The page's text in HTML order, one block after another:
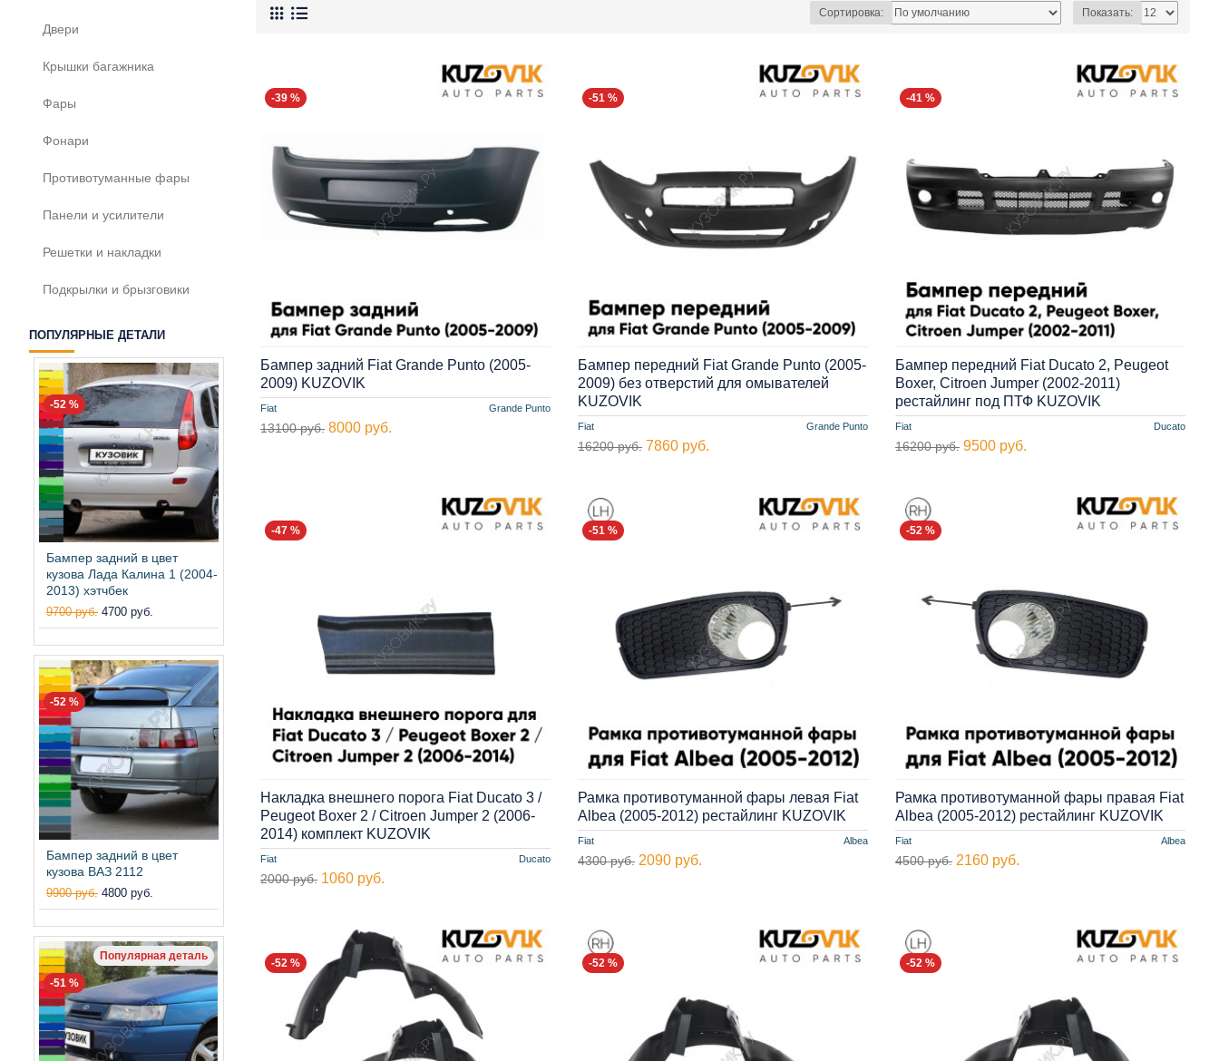
Двери
Крышки багажника
Фары
Фонари
Противотуманные фары
Панели и усилители
Решетки и накладки
Подкрылки и брызговики
ПОПУЛЯРНЫЕ ДЕТАЛИ
-52 %
Бампер задний в цвет
кузова Лада Калина 1 (2004-
2013) хэтчбек
9700 руб. 4700 руб.
-52 %
Бампер задний в цвет
кузова ВАЗ 2112
9900 руб. 4800 руб.
Популярная деталь
-51 %
Сортировка: Показать:
-39 %
Fiat Grande Punto
Бампер задний Fiat Grande Punto (2005-
2009) KUZOVIK
13100 руб. 8000 руб.
-51 %
Fiat Grande Punto
Бампер передний Fiat Grande Punto (2005-
2009) без отверстий для омывателей
KUZOVIK
16200 руб. 7860 руб.
-41 %
Fiat Ducato
Бампер передний Fiat Ducato 2, Peugeot
Boxer, Citroen Jumper (2002-2011)
рестайлинг под ПТФ KUZOVIK
16200 руб. 9500 руб.
-47 %
Fiat Ducato
Накладка внешнего порога Fiat Ducato 3 /
Peugeot Boxer 2 / Citroen Jumper 2 (2006-
2014) комплект KUZOVIK
2000 руб. 1060 руб.
-51 %
Fiat Albea
Рамка противотуманной фары левая Fiat
Albea (2005-2012) рестайлинг KUZOVIK
4300 руб. 2090 руб.
-52 %
Fiat Albea
Рамка противотуманной фары правая Fiat
Albea (2005-2012) рестайлинг KUZOVIK
4500 руб. 2160 руб.
-52 % -52 % -52 %